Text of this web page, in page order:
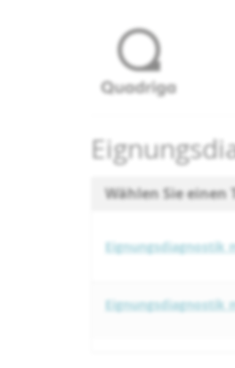
Wählen Sie einen
Eignungsdiagnostik
Eignungsdiagnostik